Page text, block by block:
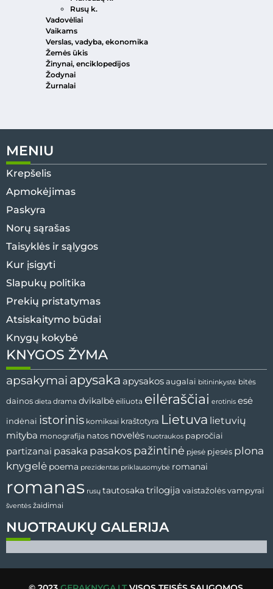
Rusų k.
Vadovėliai
Vaikams
Verslas, vadyba, ekonomika
Žemės ūkis
Žinynai, enciklopedijos
Žodynai
Žurnalai
MENIU
Krepšelis
Apmokėjimas
Paskyra
Norų sąrašas
Taisyklės ir sąlygos
Kur įsigyti
Slapukų politika
Prekių pristatymas
Atsiskaitymo būdai
Knygų kokybė
NUOTRAUKŲ GALERIJA
KNYGOS ŽYMA
apsakymai apysaka apysakos augalai bitininkystė bitės
dainos dieta drama dvikalbė eiliuota eilėraščiai erotinis esė
indėnai istorinis komiksai kraštotyra Lietuva lietuvių
mityba monografija natos novelės nuotraukos papročiai
partizanai pasaka pasakos pažintinė pjesė pjesės plona
knygelė poema prezidentas priklausomybė romanai
romanas rusų tautosaka trilogija vaistažolėsvampyrai
šventės žaidimai